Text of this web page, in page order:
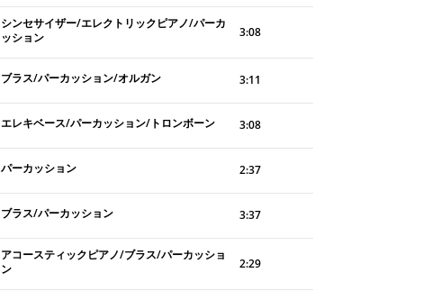
シンセサイザー/エレクトリックピアノ/パーカ
ッション
3:08
ブラス/パーカッション/オルガン 3:11
エレキベース/パーカッション/トロンボーン 3:08
パーカッション 2:37
ブラス/パーカッション 3:37
アコースティックピアノ/ブラス/パーカッショ
ン
2:29